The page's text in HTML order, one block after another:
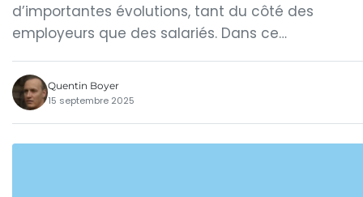
d’importantes évolutions, tant du côté des
employeurs que des salariés. Dans ce…
Quentin Boyer
15 septembre 2025